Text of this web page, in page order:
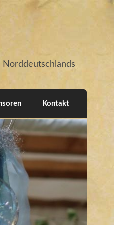
Kontakt